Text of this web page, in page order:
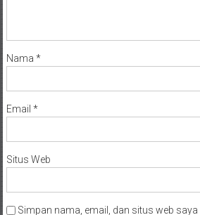
Nama *
Email *
Situs Web
Simpan nama, email, dan situs web